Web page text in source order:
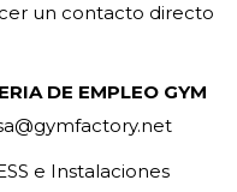
un contacto directo
DE EMPLEO GYM
e Instalaciones